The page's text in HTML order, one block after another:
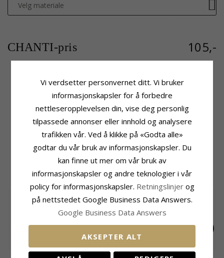
Velg materiale
CHANTI-pris 105,-
Produktinformasjon
Anheng:Anheng
Edelmetall: Sølv
Overflate:Blank
Fatning
Bredde: 13,3 mm
Leveringstid: Ca. 5-10 Hverdager
MEST POPULÆRE PRODUKTER I
KATEGORIEN
Stjernetegn løven
Stjernetegn
Stjernetegn løven
Vi verdsetter personvernet ditt. Vi bruker
informasjonskapsler for å forbedre
nettleseropplevelsen din, vise deg personlig
tilpassede annonser eller innhold og analysere
trafikken vår. Ved å klikke på «Godta alle»
godtar du vår bruk av informasjonskapsler. Du
kan finne ut mer om vår bruk av
informasjonskapsler og andre teknologier i vår
policy for informasjonskapsler. Retningslinjer og
på nettstedet Google Business Data Answers.
Google Business Data Answers
AKSEPTER ALT